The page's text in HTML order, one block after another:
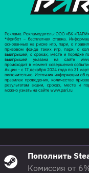
Пополнить
Комиссия от